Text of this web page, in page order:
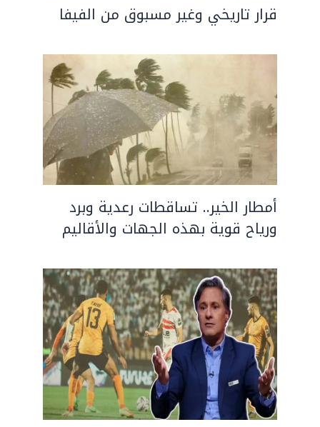
قرار تاريخي وغير مسبوق من الفيفا
أمطار الخير.. تساقطات رعدية وبرد
ورياح قوية بهذه الجهات والأقاليم